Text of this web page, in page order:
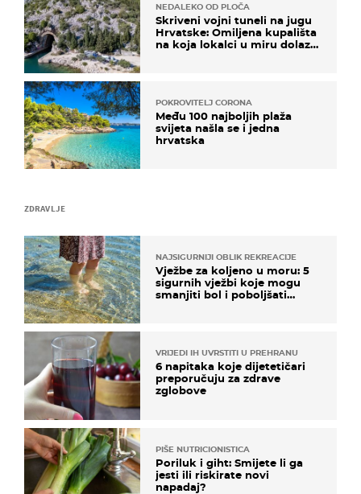
ZDRAVLJE
NAJSIGURNIJI OBLIK REKREACIJE
Vježbe za koljeno u moru: 5
sigurnih vježbi koje mogu
smanjiti bol i poboljšati
VRIJEDI IH UVRSTITI U PREHRANU
6 napitaka koje dijetetičari
preporučuju za zdrave
zglobove
PIŠE NUTRICIONISTICA
Poriluk i giht: Smijete li ga
jesti ili riskirate novi
napadaj?
NEDALEKO OD PLOČA
Skriveni vojni tuneli na jugu
Hrvatske: Omiljena kupališta
na koja lokalci u miru dolaze
POKROVITELJ CORONA
Među 100 najboljih plaža
svijeta našla se i jedna
hrvatska